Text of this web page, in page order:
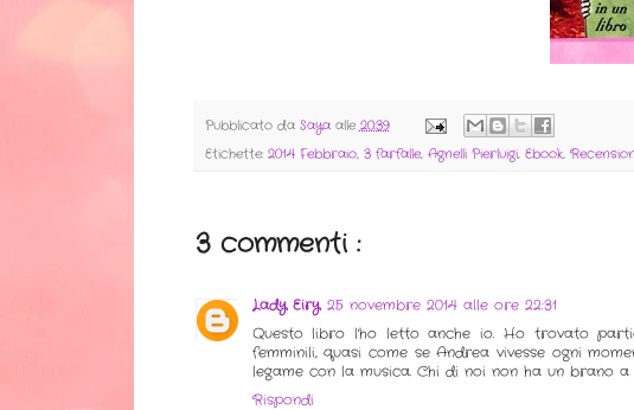
Pubblicato da Saya alle 20:39
Etichette: 2014 Febbraio, 3 farfalle, Agnelli Pierluigi, Ebook,
3 commenti :
Lady Eiry 25 novembre 2014 alle ore 22:31
Questo libro l'ho letto anche io. Ho trovato
femminili, quasi come se Andrea vivesse ogni
legame con la musica. Chi di noi non ha un brano
Rispondi